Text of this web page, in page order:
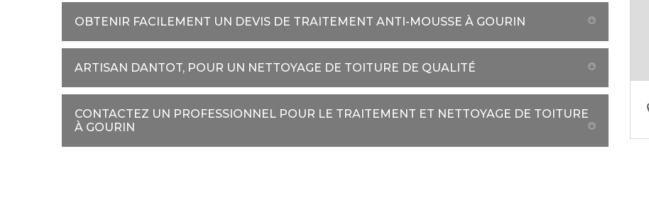
OBTENIR FACILEMENT UN DEVIS DE TRAITEMENT ANTI-MOUSSE À GOURIN
ARTISAN DANTOT, POUR UN NETTOYAGE DE TOITURE DE QUALITÉ
CONTACTEZ UN PROFESSIONNEL POUR LE TRAITEMENT ET NETTOYAGE DE TOITURE
À GOURIN